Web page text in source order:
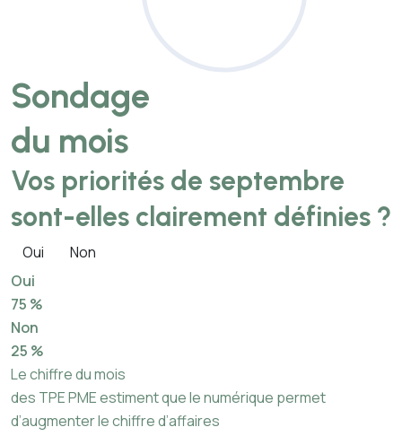
Sondage
du mois
Vos priorités de septembre
sont-elles clairement définies ?
Oui
Non
Oui
75 %
Non
25 %
Le chiffre du mois
des TPE PME estiment que le numérique permet
d’augmenter le chiffre d’affaires